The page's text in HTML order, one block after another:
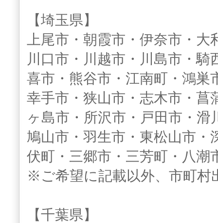
【埼玉県】
上尾市・朝霞市・伊奈市・
川口市・川越市・川島市・
喜市・熊谷市・江南町・鴻
幸手市・狭山市・志木市・菖
ヶ島市・所沢市・戸田市・
鳩山市・羽生市・東松山市
伏町・三郷市・三芳町・八潮
※ご希望に記載以外、市町村
【千葉県】